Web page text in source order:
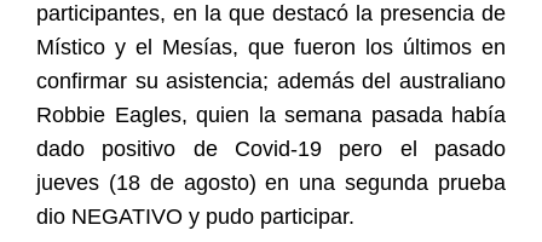
participantes, en la que destacó la presencia de
Místico y el Mesías, que fueron los últimos en
confirmar su asistencia; además del australiano
Robbie Eagles, quien la semana pasada había
dado positivo de Covid-19 pero el pasado
jueves (18 de agosto) en una segunda prueba
dio NEGATIVO y pudo participar.